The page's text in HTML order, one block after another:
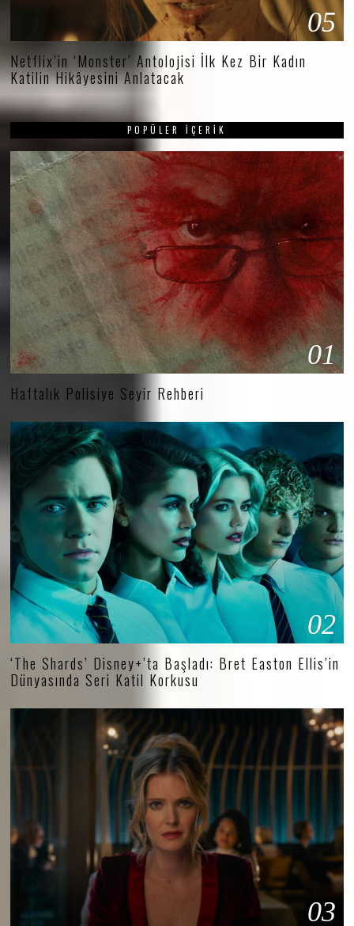
05
Netflix’in ‘Monster’ Antolojisi İlk Kez Bir Kadın
Katilin Hikâyesini Anlatacak
POPÜLER İÇERIK
01
Haftalık Polisiye Seyir Rehberi
02
‘The Shards’ Disney+’ta Başladı: Bret Easton Ellis’in
Dünyasında Seri Katil Korkusu
03